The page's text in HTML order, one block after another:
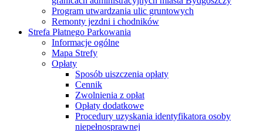
Program utwardzania ulic gruntowych
Remonty jezdni i chodników
Strefa Płatnego Parkowania
Informacje ogólne
Mapa Strefy
Opłaty
Sposób uiszczenia opłaty
Cennik
Zwolnienia z opłat
Opłaty dodatkowe
Procedury uzyskania identyfikatora osoby
niepełnosprawnej